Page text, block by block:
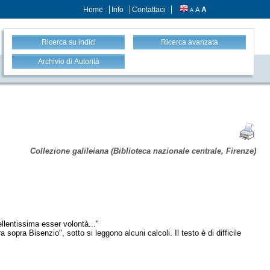
Home Info Contattaci A A A
Ricerca su indici Ricerca avanzata
Archivio di Autorità